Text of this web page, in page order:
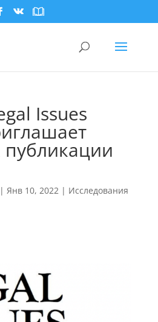
Issues
публикации
Янв 10, 2022| Исследования